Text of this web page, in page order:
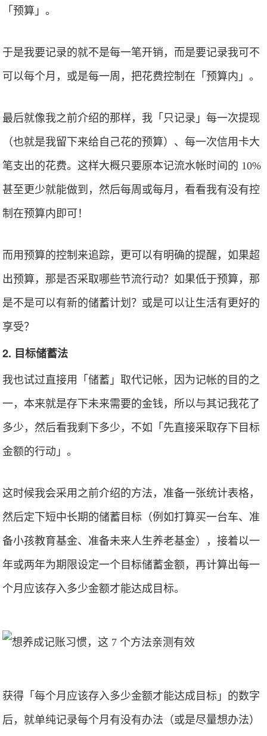
「预算」。
于是我要记录的就不是每一笔开销，而是要记录我可不
可以每个月，或是每一周，把花费控制在「预算内」。
最后就像我之前介绍的那样，我「只记录」每一次提现
（也就是我留下来给自己花的预算）、每一次信用卡大
笔支出的花费。这样大概只要原本记流水帐时间的 10%
甚至更少就能做到，然后每周或每月，看看我有没有控
制在预算内即可！
而用预算的控制来追踪，更可以有明确的提醒，如果超
出预算，那是否采取哪些节流行动？如果低于预算，那
是不是可以有新的储蓄计划？或是可以让生活有更好的
享受？
2. 目标储蓄法
我也试过直接用「储蓄」取代记帐，因为记帐的目的之
一，本来就是存下未来需要的金钱，所以与其记我花了
多少，然后看我剩下多少，不如「先直接采取存下目标
金额的行动」。
这时候我会采用之前介绍的方法，准备一张统计表格，
然后定下短中长期的储蓄目标（例如打算买一台车、准
备小孩教育基金、准备未来人生养老基金），接着以一
年或两年为期限设定一个目标储蓄金额，再计算出每一
个月应该存入多少金额才能达成目标。
获得「每个月应该存入多少金额才能达成目标」的数字
后，就单纯记录每个月有没有办法（或是尽量想办法）